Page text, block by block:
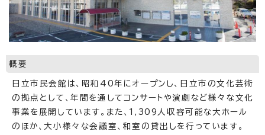
概要
日立市民会館は、昭和40年にオープンし、日立市の文化芸術
の拠点として、年間を通してコンサートや演劇など様々な文化
事業を展開しています。また、1,309人収容可能な大ホール
のほか、大小様々な会議室、和室の貸出しを行っています。